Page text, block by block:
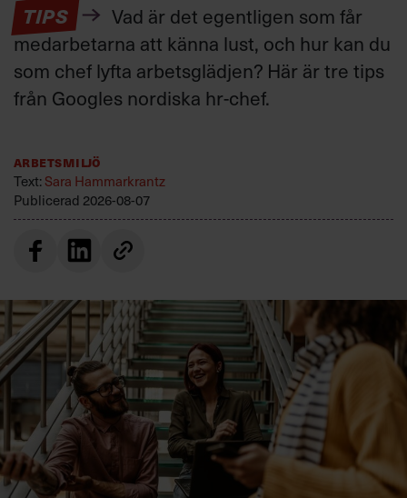
TIPS
Vad är det egentligen som får
medarbetarna att känna lust, och hur kan du
som chef lyfta arbetsglädjen? Här är tre tips
från Googles nordiska hr-chef.
Arbetsmiljö
Text:Sara Hammarkrantz
Publicerad 2026-08-07